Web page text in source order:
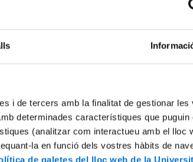
i de tercers amb la finalitat de gestionar les
determinades característiques que puguin
(analitzar com interactueu amb el lloc
la en funció dels vostres hàbits de
de galetes del lloc web de la
B2! En ruta
Recurs
En línia
Obert a